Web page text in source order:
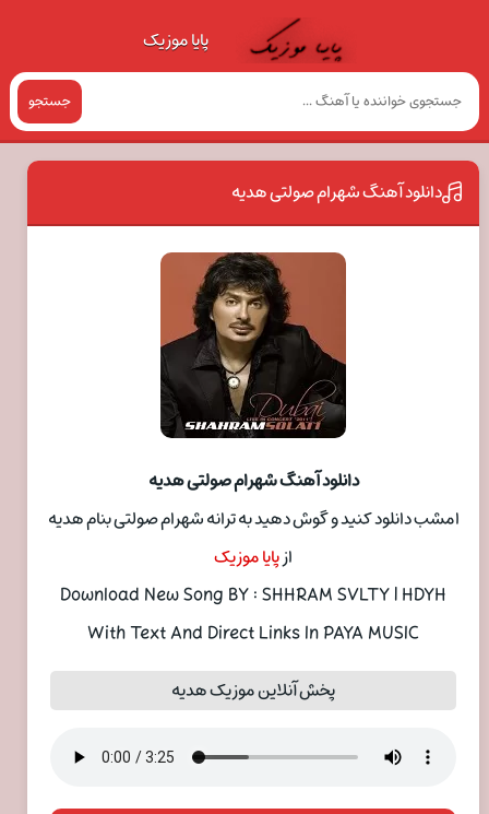
پایا موزیک
جستجو
دانلود آهنگ شهرام صولتی هدیه
دانلود آهنگ شهرام صولتی هدیه
امشب دانلود کنید و گوش دهید به ترانه شهرام صولتی بنام هدیه
ازپایا موزیک
Download New Song BY : SHHRAM SVLTY | HDYH
With Text And Direct Links In PAYA MUSIC
پخش آنلاین موزیک هدیه